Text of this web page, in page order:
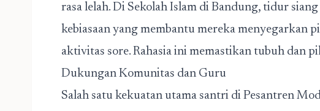
rasa lelah. Di Sekolah Islam di Bandung, tidur
kebiasaan yang membantu mereka menyegarkan
aktivitas sore. Rahasia ini memastikan tubuh dan
Dukungan Komunitas dan Guru
Salah satu kekuatan utama santri di Pesantren